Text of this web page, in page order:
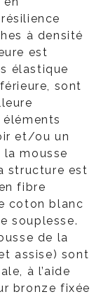
à densité
est
élastique
sont
et/ou un
mousse
structure est
fibre
coton blanc
souplesse.
de la
assise) sont
à l’aide
bronze fixée